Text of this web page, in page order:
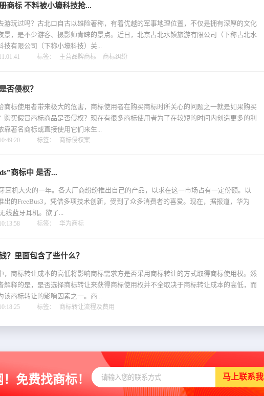
商标 不料被小壕科技抢...
玩过吗？古北口自古以雄险著称，有着优越的军事地理位置，不仅是拥有深厚的文化
景，是不少游客、摄影师青睐的景点。近日，北京古北水镇旅游有限公司（下称古北水
技有限公司（下称小壕科技）关...
标签： 主营品牌商标 商标纠纷
否侵权？
标使用者带来极大的危害，商标使用者在购买商标时所关心的问题之一就是如果购买
购买假冒商标商品是否侵权？现在有很多商标使用者为了在较短的时间内创造更多的利
靠著名商标或直接使用它们来生...
标签： 商标侵权案
商标中 是否...
机大火的一年。各大厂商纷纷推出自己的产品，以求在这一市场占有一定份额。以
出的FreeBus3，凭借多项技术创新，受到了众多消费者的喜爱。现在，据报道，华为
线蓝牙耳机。欲了...
标签： 华为商标
？里面包含了些什么？
商标转让成本的高低将影响商标需求方是否采用商标转让的方式取得商标使用权。然
解释的是，是否选择商标转让来获得商标使用权并不全取决于商标转让成本的高低，而
该商标转让的影响因素之一。商...
标签： 商标转让流程及费用
免费找商标！ 马上联系我